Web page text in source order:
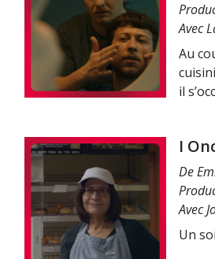
Avec
Au
il
I
De
Avec
Un